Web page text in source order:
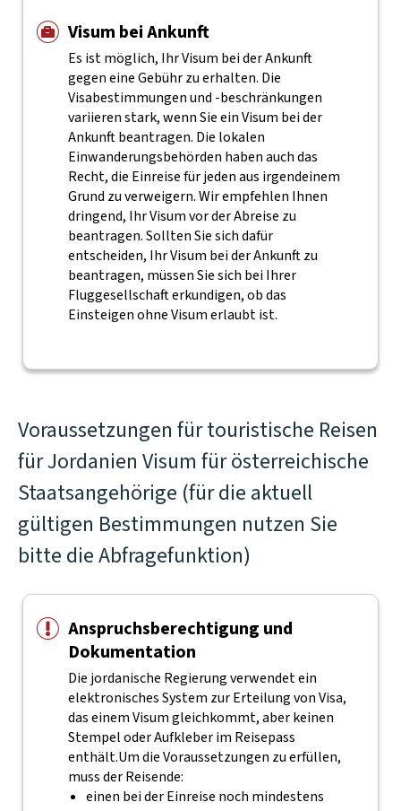
Visum bei Ankunft
Es ist möglich, Ihr Visum bei der Ankunft
gegen eine Gebühr zu erhalten. Die
Visabestimmungen und -beschränkungen
variieren stark, wenn Sie ein Visum bei der
Ankunft beantragen. Die lokalen
Einwanderungsbehörden haben auch das
Recht, die Einreise für jeden aus irgendeinem
Grund zu verweigern. Wir empfehlen Ihnen
dringend, Ihr Visum vor der Abreise zu
beantragen. Sollten Sie sich dafür
entscheiden, Ihr Visum bei der Ankunft zu
beantragen, müssen Sie sich bei Ihrer
Fluggesellschaft erkundigen, ob das
Einsteigen ohne Visum erlaubt ist.
Voraussetzungen für touristische Reisen
für Jordanien Visum für österreichische
Staatsangehörige (für die aktuell
gültigen Bestimmungen nutzen Sie
bitte die Abfragefunktion)
Anspruchsberechtigung und
Dokumentation
Die jordanische Regierung verwendet ein
elektronisches System zur Erteilung von Visa,
das einem Visum gleichkommt, aber keinen
Stempel oder Aufkleber im Reisepass
enthält.Um die Voraussetzungen zu erfüllen,
muss der Reisende:
einen bei der Einreise noch mindestens